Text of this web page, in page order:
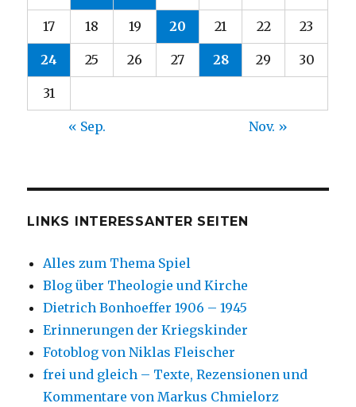
17 18 19 20 21 22 23
24 25 26 27 28 29 30
31
« Sep. Nov. »
LINKS INTERESSANTER SEITEN
Alles zum Thema Spiel
Blog über Theologie und Kirche
Dietrich Bonhoeffer 1906 – 1945
Erinnerungen der Kriegskinder
Fotoblog von Niklas Fleischer
frei und gleich – Texte, Rezensionen und
Kommentare von Markus Chmielorz